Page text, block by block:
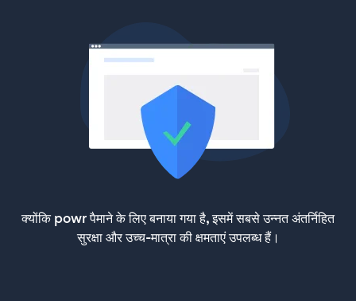
क्योंकि powr पैमाने के लिए बनाया गया है, इसमें सबसे उन्नत अंतर्निहित
सुरक्षा और उच्च-मात्रा की क्षमताएं उपलब्ध हैं।